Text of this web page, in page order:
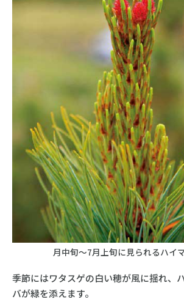
月中旬～7月上旬に見られるハイ
季節にはワタスゲの白い穂が風に揺れ、
バが緑を添えます。